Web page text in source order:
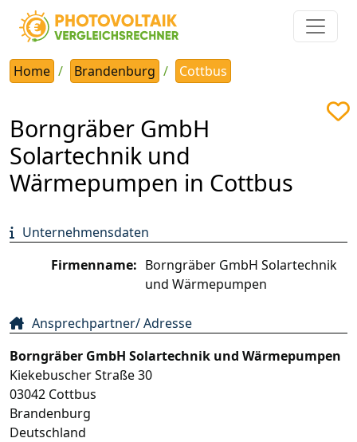
Home Brandenburg Cottbus
Borngräber GmbH
Solartechnik und
Wärmepumpen in Cottbus
Unternehmensdaten
Firmenname: Borngräber GmbH Solartechnik
und Wärmepumpen
Ansprechpartner/ Adresse
Borngräber GmbH Solartechnik und Wärmepumpen
Kiekebuscher Straße 30
03042 Cottbus
Brandenburg
Deutschland